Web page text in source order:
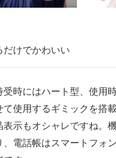
だけでかわいい
時にはハート型、使用
て使用するギミックを搭
表示もオシャレですね。
、電話帳はスマートフォ